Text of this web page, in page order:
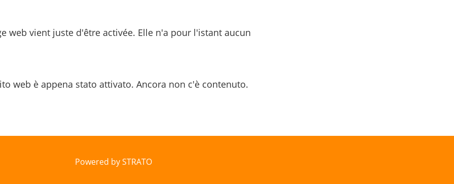
web vient juste d'être activée. Elle n'a pour l'istant aucun
web è appena stato attivato. Ancora non c'è contenuto.
Powered by STRATO